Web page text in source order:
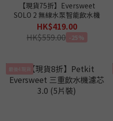
【現貨75折】Eversweet
SOLO 2 無線水泵智能飲水機
HK$419.00
HK$559.00 -25%
最後4現貨